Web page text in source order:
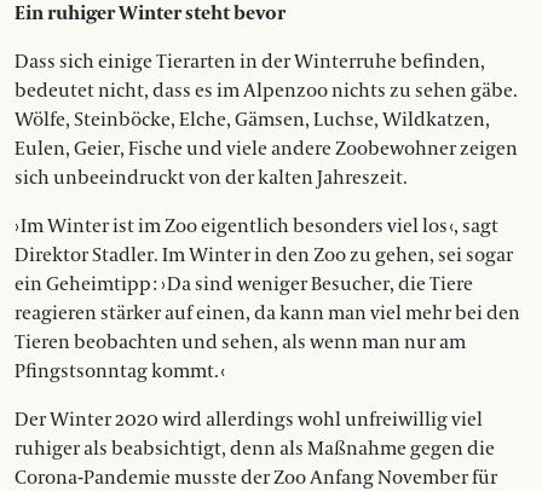
Ein ruhiger Winter steht bevor
Dass sich einige Tierarten in der Winterruhe befinden,
bedeutet nicht, dass es im Alpenzoo nichts zu sehen gäbe.
Wölfe, Steinböcke, Elche, Gämsen, Luchse, Wildkatzen,
Eulen, Geier, Fische und viele andere Zoobewohner zeigen
sich unbeeindruckt von der kalten Jahreszeit.
› Im Winter ist im Zoo eigentlich besonders viel los ‹, sagt
Direktor Stadler. Im Winter in den Zoo zu gehen, sei sogar
ein Geheimtipp : › Da sind weniger Besucher, die Tiere
reagieren stärker auf einen, da kann man viel mehr bei den
Tieren beobachten und sehen, als wenn man nur am
Pfingstsonntag kommt. ‹
Der Winter 2020 wird allerdings wohl unfreiwillig viel
ruhiger als beabsichtigt, denn als Maßnahme gegen die
Corona-Pandemie musste der Zoo Anfang November für